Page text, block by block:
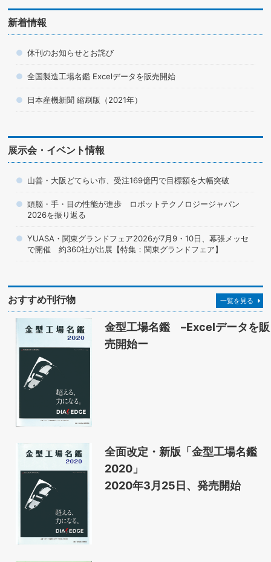
新着情報
休刊のお知らせとお詫び
全国製造工場名鑑 Excelデータを販売開始
日本産機新聞 縮刷版（2021年）
展示会・イベント情報
山善・大阪どてらい市、受注169億円で目標額を大幅突破
頭脳・手・目の性能が進歩 ロボットテクノロジージャパン
2026を振り返る
YUASA・関東グランドフェア2026が7月9・10日、幕張メッセ
で開催 約360社が出展【特集：関東グランドフェア】
おすすめ刊行物 一覧を見る
金型工場名鑑 –Excelデータを販
売開始ー
全面改定・新版「金型工場名鑑
2020」
2020年3月25日、発売開始